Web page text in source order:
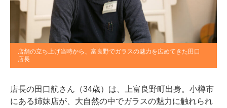
店舗の立ち上げ当時から、富良野でガラスの魅力を広めてきた田口
店長
店長の田口航さん（34歳）は、上富良野町出身。小樽市
にある姉妹店が、大自然の中でガラスの魅力に触れられ